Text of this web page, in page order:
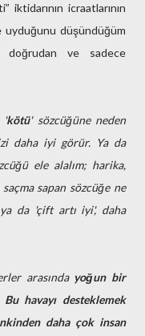
icraatlarının
uyduğunu düşündüğüm
doğrudan ve sadece
kötü' sözcüğüne neden
daha iyi görür. Ya da
ele alalım; harika,
sapan sözcüğe ne
da 'çift artı iyi', daha
arasında yoğun bir
Bu havayı desteklemek
daha çok insan